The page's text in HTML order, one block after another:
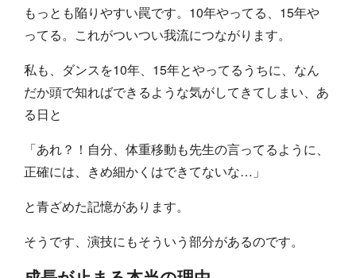
もっとも陥りやすい罠です。10年やってる、15年や
ってる。これがついつい我流につながります。
私も、ダンスを10年、15年とやってるうちに、なん
だか頭で知ればできるような気がしてきてしまい、あ
る日と
「あれ？！自分、体重移動も先生の言ってるように、
正確には、きめ細かくはできてないな…」
と青ざめた記憶があります。
そうです、演技にもそういう部分があるのです。